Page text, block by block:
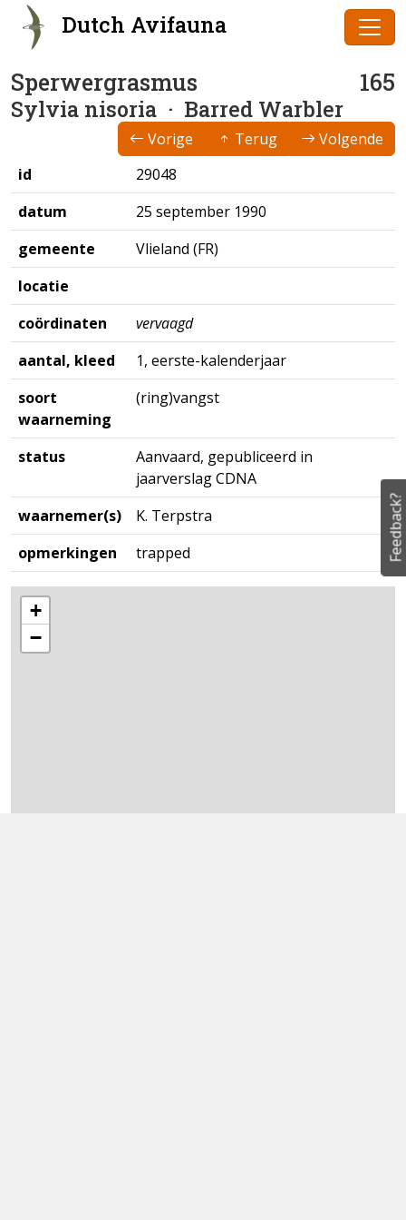
Dutch Avifauna
Sperwergrasmus 165
Sylvia nisoria · Barred Warbler
Vorige Terug
Volgende
id
29048
datum
25 september 1990
gemeente
Vlieland (FR)
locatie
coördinaten
vervaagd
aantal, kleed
1, eerste-kalenderjaar
soort
waarneming
(ring)vangst
status
Aanvaard, gepubliceerd in
jaarverslag CDNA
waarnemer(s)
K. Terpstra
opmerkingen
trapped
+
−
Feedback?